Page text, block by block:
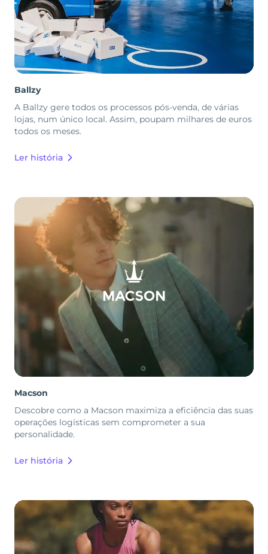
Ballzy
A Ballzy gere todos os processos pós-venda, de várias
lojas, num único local. Assim, poupam milhares de euros
todos os meses.
Ler história
Macson
Descobre como a Macson maximiza a eficiência das suas
operações logísticas sem comprometer a sua
personalidade.
Ler história